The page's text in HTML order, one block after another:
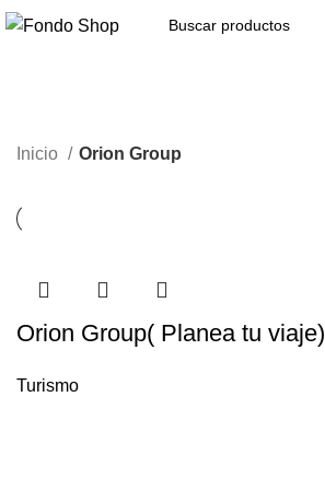
Inicio Orion Group
Orion Group( Planea tu viaje)
Turismo